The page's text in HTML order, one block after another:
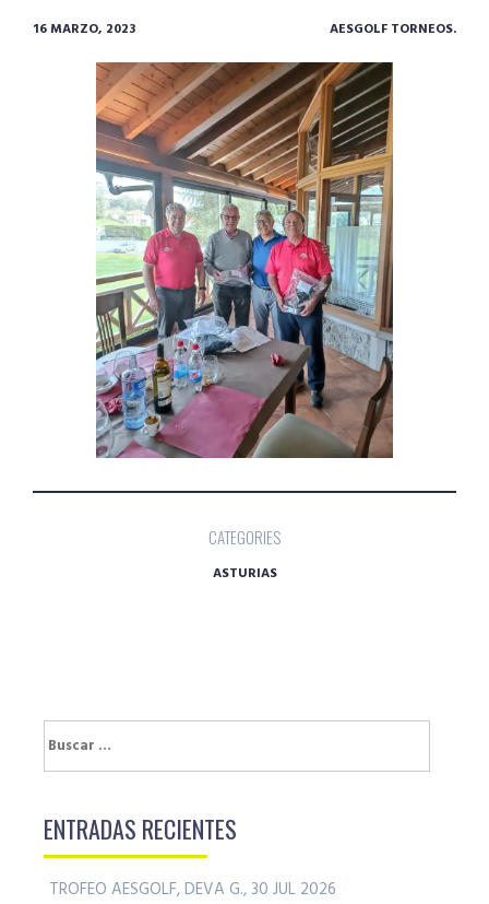
16 MARZO, 2023 AESGOLF TORNEOS.
CATEGORIES
ASTURIAS
Buscar:
ENTRADAS RECIENTES
TROFEO AESGOLF, DEVA G., 30 JUL 2026